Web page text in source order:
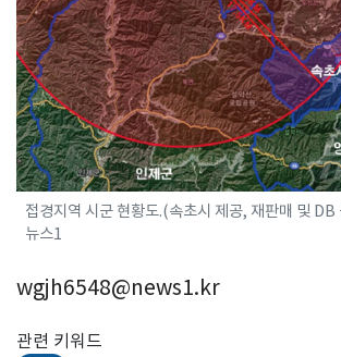
접경지역 시군 현황도.(속초시 제공, 재판매 및
뉴스1
wgjh6548@news1.kr
관련 키워드